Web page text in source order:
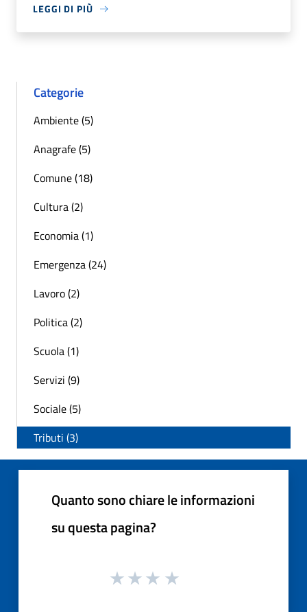
LEGGI DI PIÙ
Categorie
Ambiente (5)
Anagrafe (5)
Comune (18)
Cultura (2)
Economia (1)
Emergenza (24)
Lavoro (2)
Politica (2)
Scuola (1)
Servizi (9)
Sociale (5)
Tributi (3)
Quanto sono chiare le informazioni
su questa pagina?